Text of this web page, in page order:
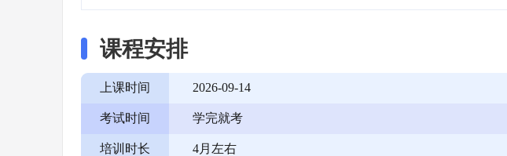
课程安排
上课时间 2026-09-14
考试时间 学完就考
培训时长 4月左右